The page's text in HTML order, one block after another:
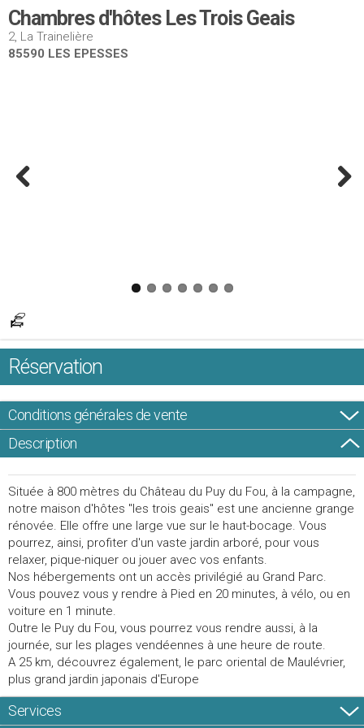
Chambres d'hôtes Les Trois Geais
2, La Trainelière
85590 LES EPESSES
Réservation
Conditions générales de vente
Description
Située à 800 mètres du Château du Puy du Fou, à la campagne,
notre maison d'hôtes "les trois geais" est une ancienne grange
rénovée. Elle offre une large vue sur le haut-bocage. Vous
pourrez, ainsi, profiter d'un vaste jardin arboré, pour vous
relaxer, pique-niquer ou jouer avec vos enfants.
Nos hébergements ont un accès privilégié au Grand Parc.
Vous pouvez vous y rendre à Pied en 20 minutes, à vélo, ou en
voiture en 1 minute.
Outre le Puy du Fou, vous pourrez vous rendre aussi, à la
journée, sur les plages vendéennes à une heure de route.
A 25 km, découvrez également, le parc oriental de Maulévrier,
plus grand jardin japonais d'Europe
Services